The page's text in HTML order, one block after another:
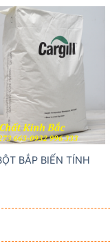
Add to
wishlist
BẮP BIẾN TÍNH